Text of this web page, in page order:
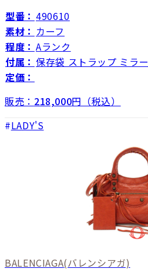
型番： 490610
素材： カーフ
程度： Aランク
付属： 保存袋 ストラップ ミラー
定価：
販売： 218,000円（税込）
LADY'S
BALENCIAGA(バレンシアガ)